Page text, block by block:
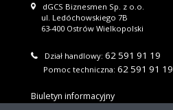
dGCS Biznesmen Sp. z o.o.
ul. Ledóchowskiego 7B
63-400 Ostrów Wielkopolski
Dział handlowy: 62 591 91 19
Pomoc techniczna:62 591 91 19
Biuletyn informacyjny